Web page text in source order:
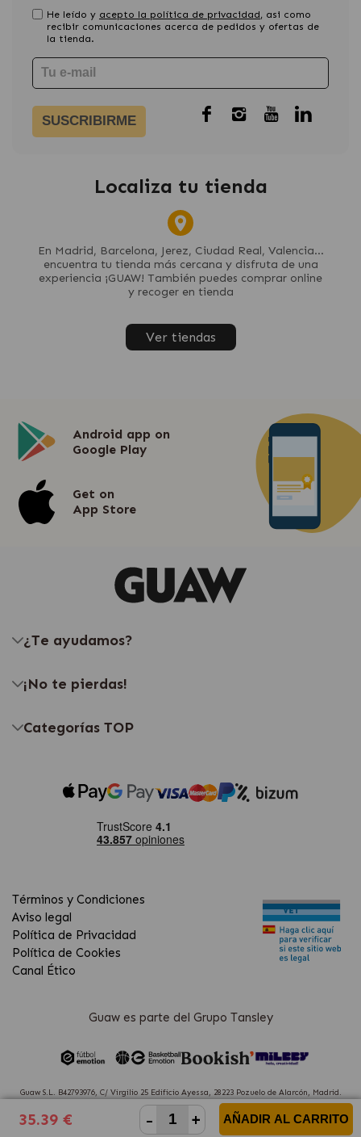
35.39 € - + AÑADIR AL CARRITO
He leído y acepto la política de privacidad, asi como
recibir comunicaciones acerca de pedidos y ofertas de
la tienda.
SUSCRIBIRME
Localiza tu tienda
En Madrid, Barcelona, Jerez, Ciudad Real, Valencia...
encuentra tu tienda más cercana y disfruta de una
experiencia ¡GUAW! También puedes comprar online
y recoger en tienda
Ver tiendas
Android app on
Google Play
Get on
App Store
¿Te ayudamos?
¡No te pierdas!
Categorías TOP
Términos y Condiciones
Aviso legal
Política de Privacidad
Política de Cookies
Canal Ético
Guaw es parte del Grupo Tansley
Guaw S.L. B42793976, C/ Virgilio 25 Edificio Ayessa, 28223 Pozuelo de Alarcón, Madrid.
(Spain)